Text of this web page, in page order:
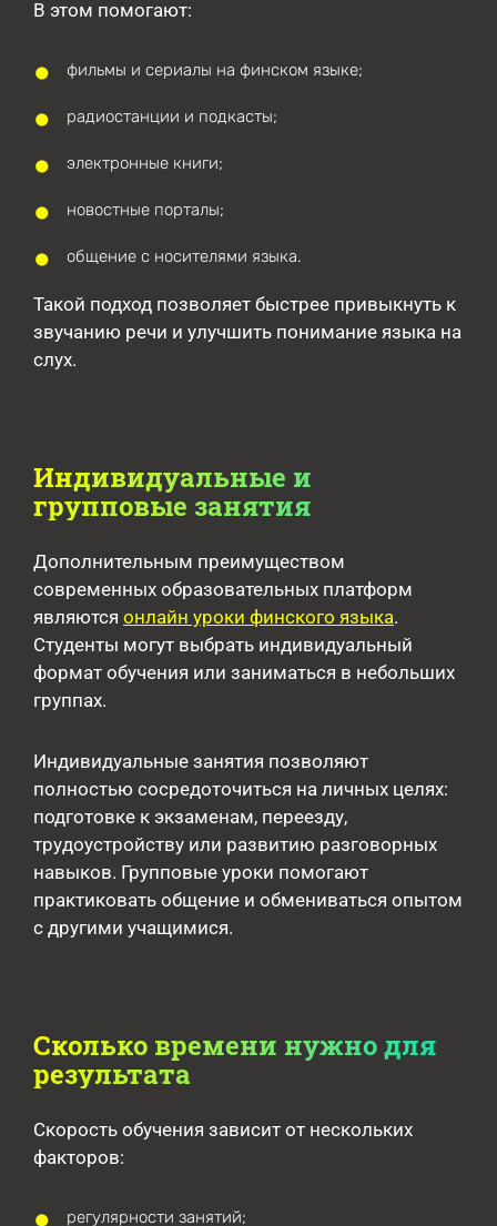
В этом помогают:
фильмы и сериалы на финском языке;
радиостанции и подкасты;
электронные книги;
новостные порталы;
общение с носителями языка.
Такой подход позволяет быстрее привыкнуть к
звучанию речи и улучшить понимание языка на
слух.
Индивидуальные и
групповые занятия
Дополнительным преимуществом
современных образовательных платформ
являются онлайн уроки финского языка.
Студенты могут выбрать индивидуальный
формат обучения или заниматься в небольших
группах.
Индивидуальные занятия позволяют
полностью сосредоточиться на личных целях:
подготовке к экзаменам, переезду,
трудоустройству или развитию разговорных
навыков. Групповые уроки помогают
практиковать общение и обмениваться опытом
с другими учащимися.
Сколько времени нужно для
результата
Скорость обучения зависит от нескольких
факторов:
регулярности занятий;